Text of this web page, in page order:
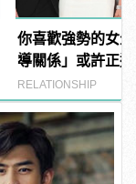
你喜歡強勢的女
導關係」或許正
RELATIONSHIP